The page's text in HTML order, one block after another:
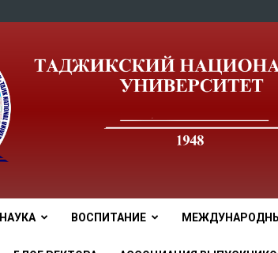
tnu
НАУКА ВОСПИТАНИЕ